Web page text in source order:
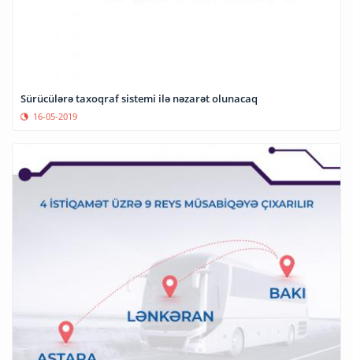
Sürücülərə taxoqraf sistemi ilə nəzarət olunacaq
16-05-2019